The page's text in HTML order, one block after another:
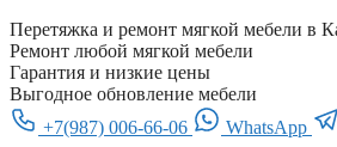
Перетяжка и ремонт мягкой мебели в
Ремонт любой мягкой мебели
Гарантия и низкие цены
Выгодное обновление мебели
+7(987) 006-66-06
WhatsApp